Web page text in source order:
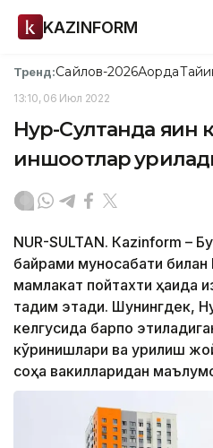
KAZINFORM
Тренд:Сайлов-2026Ақорда
13:10, 06 Июл 2022
Нур-Султанда яқин
иншоотлар
NUR-SULTAN. Кazinform –
байрами муносабати билан
мамлакат пойтахти ҳақида
тақдим этади. Шунингдек,
келгусида барпо
кўринишлари ва қурилиш
соҳа вакилларидан